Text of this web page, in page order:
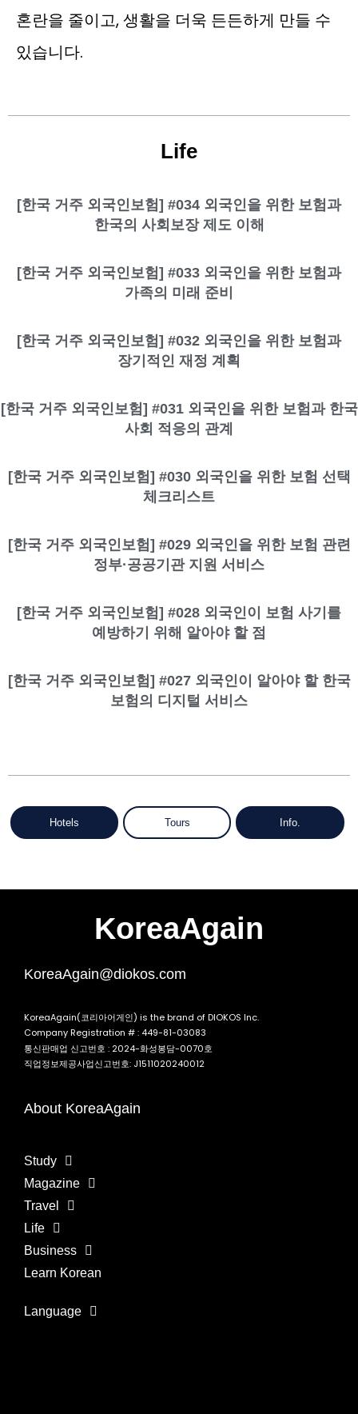
혼란을 줄이고, 생활을 더욱 든든하게 만들 수
있습니다.
Life
[한국 거주 외국인보험] #034 외국인을 위한 보험과
한국의 사회보장 제도 이해
[한국 거주 외국인보험] #033 외국인을 위한 보험과
가족의 미래 준비
[한국 거주 외국인보험] #032 외국인을 위한 보험과
장기적인 재정 계획
[한국 거주 외국인보험] #031 외국인을 위한 보험과 한국
사회 적응의 관계
[한국 거주 외국인보험] #030 외국인을 위한 보험 선택
체크리스트
[한국 거주 외국인보험] #029 외국인을 위한 보험 관련
정부·공공기관 지원 서비스
[한국 거주 외국인보험] #028 외국인이 보험 사기를
예방하기 위해 알아야 할 점
[한국 거주 외국인보험] #027 외국인이 알아야 할 한국
보험의 디지털 서비스
Hotels Tours Info.
KoreaAgain
KoreaAgain@diokos.com
KoreaAgain(코리아어게인) is the brand of DIOKOS Inc.
Company Registration # : 449-81-03083
통신판매업 신고번호 : 2024-화성봉담-0070호
직업정보제공사업신고번호: J1511020240012
About KoreaAgain
Study
Magazine
Travel
Life
Business
Learn Korean
Language